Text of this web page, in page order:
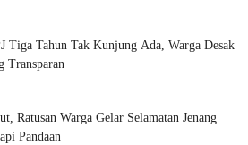
Tiga Tahun Tak Kunjung Ada, Warga Desak
Transparan
Ratusan Warga Gelar Selamatan Jenang
Pandaan